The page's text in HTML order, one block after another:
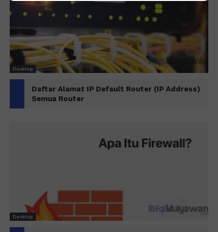
Desktop
Daftar Alamat IP Default Router (IP Address)
Semua Router
Desktop